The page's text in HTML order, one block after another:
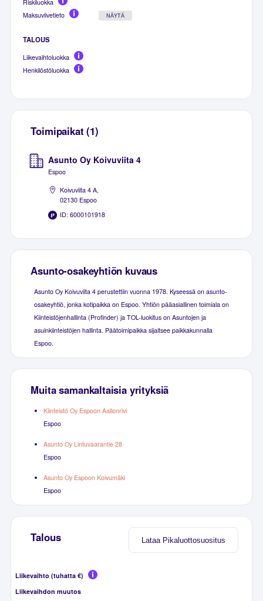
Riskiluokka
Maksuviivetieto
NÄYTÄ
TALOUS
Liikevaihtoluokka
Henkilöstöluokka
Toimipaikat (1)
Asunto Oy Koivuviita 4
Espoo
Koivuviita 4 A,
02130 Espoo
ID: 6000101918
Asunto-osakeyhtiön kuvaus
Asunto Oy Koivuviita 4 perustettiin vuonna 1978. Kyseessä on asunto-
osakeyhtiö, jonka kotipaikka on Espoo. Yhtiön pääasiallinen toimiala on
Kiinteistöjenhallinta (Profinder) ja TOL-luokitus on Asuntojen ja
asuinkiinteistöjen hallinta. Päätoimipaikka sijaitsee paikkakunnalla
Espoo.
Muita samankaltaisia yrityksiä
Kiinteistö Oy Espoon Aallonrivi
Espoo
Asunto Oy Lintuvaarantie 28
Espoo
Asunto Oy Espoon Koivumäki
Espoo
Lataa Pikaluottosuositus
Talous
Liikevaihto (tuhatta €)
Liikevaihdon muutos